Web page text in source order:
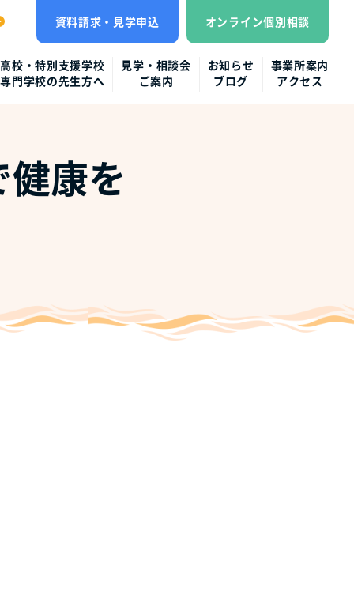
資料請求・見学申込 オンライン個別相談
高校・特別支援学校
専門学校の先生方へ
見学・相談会
ご案内
お知らせ
ブログ
事業所案内
アクセス
康を